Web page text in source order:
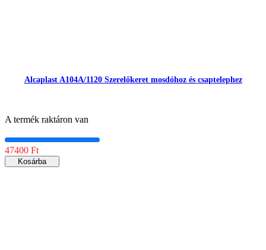
Alcaplast A104A/1120 Szerelőkeret mosdóhoz és csaptelephez
A termék raktáron van
47400 Ft
Kosárba